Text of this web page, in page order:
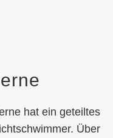
hat ein geteiltes
Über